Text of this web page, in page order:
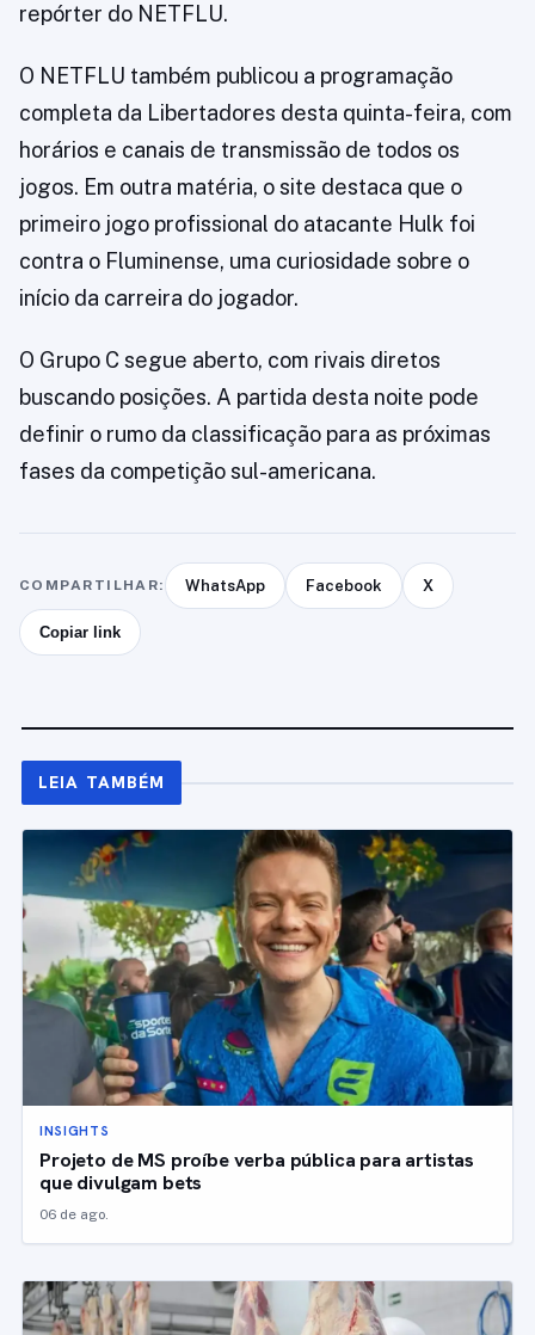
repórter do NETFLU.
O NETFLU também publicou a programação
completa da Libertadores desta quinta-feira, com
horários e canais de transmissão de todos os
jogos. Em outra matéria, o site destaca que o
primeiro jogo profissional do atacante Hulk foi
contra o Fluminense, uma curiosidade sobre o
início da carreira do jogador.
O Grupo C segue aberto, com rivais diretos
buscando posições. A partida desta noite pode
definir o rumo da classificação para as próximas
fases da competição sul-americana.
COMPARTILHAR: WhatsApp Facebook X
Copiar link
LEIA TAMBÉM
INSIGHTS
Projeto de MS proíbe verba pública para artistas
que divulgam bets
06 de ago.